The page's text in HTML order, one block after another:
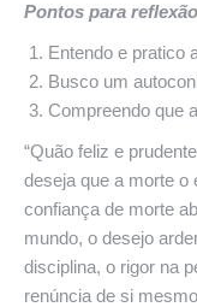
Pontos para reflexão
Entendo e pratico
Busco um
Compreendo que
“Quão feliz e
deseja que a morte o
confiança de morte
mundo, o desejo
disciplina, o rigor na
renúncia de si